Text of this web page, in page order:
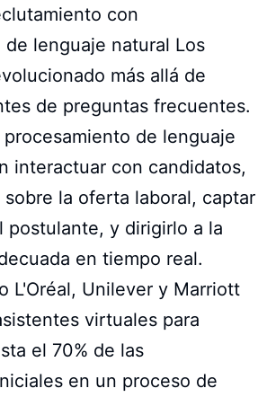
con
lenguaje natural Los
más allá de
de preguntas frecuentes.
procesamiento de lenguaje
interactuar con candidatos,
la oferta laboral, captar
postulante, y dirigirlo a la
en tiempo real.
L'Oréal, Unilever y Marriott
virtuales para
el 70% de las
en un proceso de